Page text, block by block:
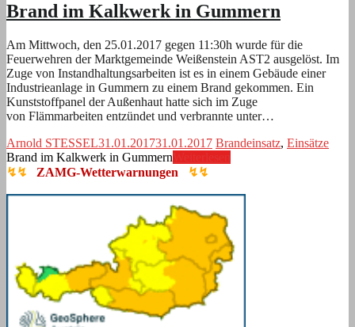
Brand im Kalkwerk in Gummern
Am Mittwoch, den 25.01.2017 gegen 11:30h wurde für die
Feuerwehren der Marktgemeinde Weißenstein AST2 ausgelöst. Im
Zuge von Instandhaltungsarbeiten ist es in einem Gebäude einer
Industrieanlage in Gummern zu einem Brand gekommen. Ein
Kunststoffpanel der Außenhaut hatte sich im Zuge
von Flämmarbeiten entzündet und verbrannte unter…
Arnold STESSEL31.01.201731.01.2017 Brandeinsatz, Einsätze
Brand im Kalkwerk in Gummern
↯↯
ZAMG-Wetterwarnungen ↯↯